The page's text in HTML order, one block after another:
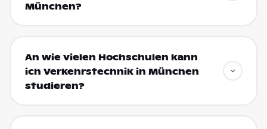
München?
An wie vielen Hochschulen kann
ich Verkehrstechnik in München
studieren?